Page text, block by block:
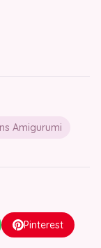
Amigurumi
Pinterest